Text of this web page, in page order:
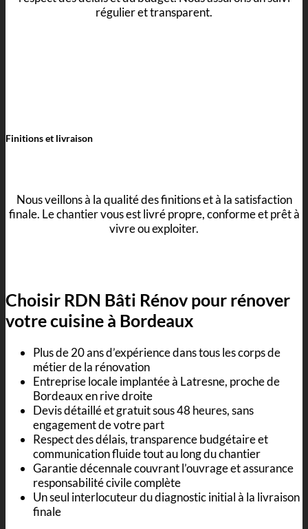
régulier et transparent.
Finitions et livraison
Nous veillons à la qualité des finitions et à la satisfaction
finale. Le chantier vous est livré propre, conforme et prêt à
vivre ou exploiter.
Choisir RDN Bâti Rénov pour rénover
votre cuisine à Bordeaux
Plus de 20 ans d’expérience dans tous les corps de
métier de la rénovation
Entreprise locale implantée à Latresne, proche de
Bordeaux en rive droite
Devis détaillé et gratuit sous 48 heures, sans
engagement de votre part
Respect des délais, transparence budgétaire et
communication fluide tout au long du chantier
Garantie décennale couvrant l’ouvrage et assurance
responsabilité civile complète
Un seul interlocuteur du diagnostic initial à la livraison
finale